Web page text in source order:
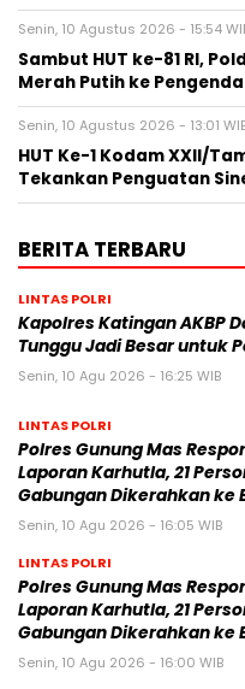
Senin, 10 Agustus 2026 - 15:54
Sambut HUT ke-81 RI,
Merah Putih ke
Senin, 10 Agustus 2026 - 13:01
HUT Ke-1 Kodam XXII/
Tekankan Penguatan
BERITA TERBARU
LINTAS POLRI
Kapolres Katingan AKBP
Tunggu Jadi Besar untuk
Senin, 10 Agu 2026 - 16:25 WIB
LINTAS POLRI
Polres Gunung Mas
Laporan Karhutla, 21
Gabungan Dikerahkan ke
Senin, 10 Agu 2026 - 16:05 WIB
LINTAS POLRI
Polres Gunung Mas
Laporan Karhutla, 21
Gabungan Dikerahkan ke
Senin, 10 Agu 2026 - 16:00 WIB